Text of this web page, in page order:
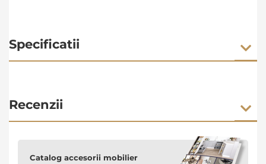
Specificatii
Recenzii
Catalog accesorii mobilier